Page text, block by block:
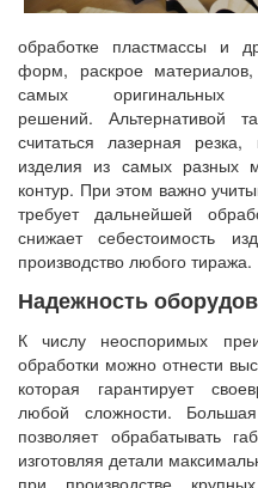
обработке пластмассы и
форм, раскрое
самых
решений. Альтернативой
считаться лазерная резка,
изделия из самых разных
контур. При этом важно
требует дальнейшей
снижает себестоимость
производство любого тиража.
Надежность
К числу неоспоримых
обработки можно отнести
которая гарантирует
любой сложности.
позволяет обрабатывать
изготовляя детали
при производстве